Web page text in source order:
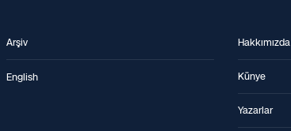
Arşiv
English
Hakkımızda
Künye
Yazarlar